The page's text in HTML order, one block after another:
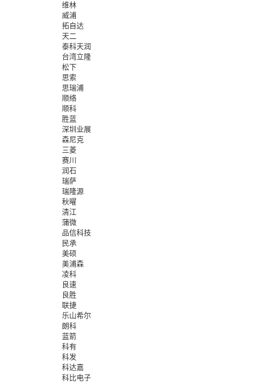
维林
威浦
拓自达
天二
泰科天润
台湾立隆
松下
思索
思瑞浦
顺络
顺科
胜蓝
深圳业展
森尼克
三菱
赛川
润石
瑞萨
瑞隆源
秋曜
清江
蒲微
品信科技
民承
美硕
美浦森
凌科
良速
良胜
联捷
乐山希尔
朗科
蓝箭
科有
科发
科达嘉
科比电子